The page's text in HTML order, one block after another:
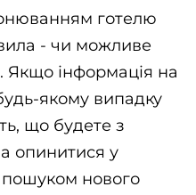
готелю
- чи можливе
Якщо інформація на
якому випадку
що будете з
опинитися у
пошуком нового